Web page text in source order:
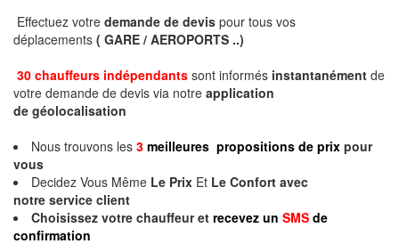
Effectuez votre demande de devis pour tous vos
déplacements ( GARE / AEROPORTS ..)
30 chauffeurs indépendants sont informés instantanément de
votre demande de devis via notre application
de géolocalisation
Nous trouvons les 3 meilleures propositions de prix pour
vous
Decidez Vous Même Le Prix Et Le Confort avec
notre service client
Choisissez votre chauffeur et recevez un SMS de
confirmation